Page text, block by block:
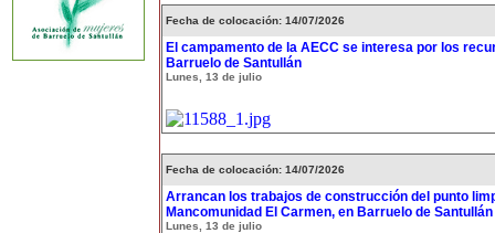
Fecha de colocación: 14/07/2026
El campamento de la AECC se interesa por los
Barruelo de Santullán
Lunes, 13 de julio
Fecha de colocación: 14/07/2026
Arrancan los trabajos de construcción del punto
Mancomunidad El Carmen, en Barruelo de Santullán
Lunes, 13 de julio